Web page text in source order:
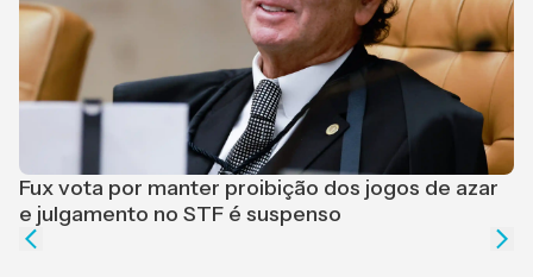
Fux vota por manter proibição dos jogos de azar
e julgamento no STF é suspenso